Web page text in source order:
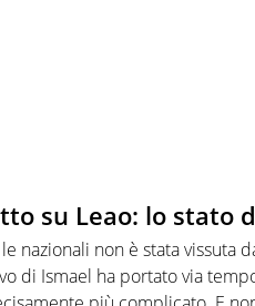
su Leao: lo stato
nazionali non è stata vissuta
di Ismael ha portato via